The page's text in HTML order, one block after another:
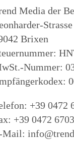
Media der
Brixen
Nummer:
+39 0472
+39 0472
Mail: